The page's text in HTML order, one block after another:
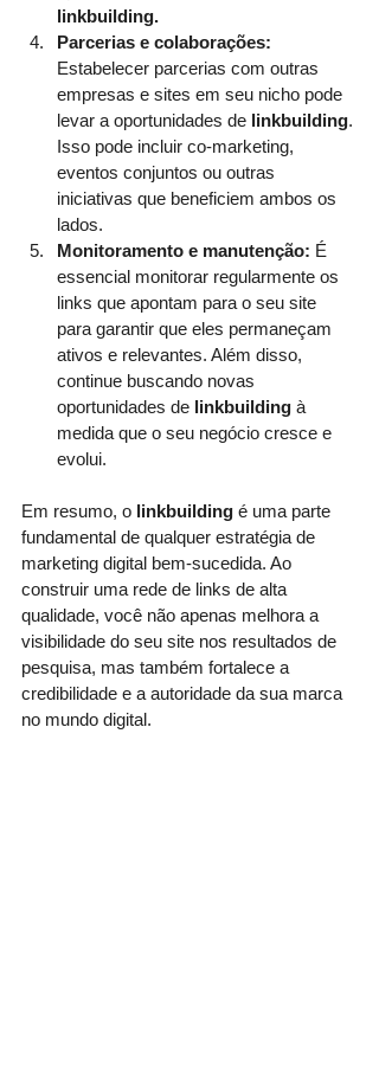
linkbuilding.
Parcerias e colaborações:
Estabelecer parcerias com outras
empresas e sites em seu nicho pode
levar a oportunidades de linkbuilding.
Isso pode incluir co-marketing,
eventos conjuntos ou outras
iniciativas que beneficiem ambos os
lados.
Monitoramento e manutenção: É
essencial monitorar regularmente os
links que apontam para o seu site
para garantir que eles permaneçam
ativos e relevantes. Além disso,
continue buscando novas
oportunidades de linkbuilding à
medida que o seu negócio cresce e
evolui.
Em resumo, o linkbuilding é uma parte
fundamental de qualquer estratégia de
marketing digital bem-sucedida. Ao
construir uma rede de links de alta
qualidade, você não apenas melhora a
visibilidade do seu site nos resultados de
pesquisa, mas também fortalece a
credibilidade e a autoridade da sua marca
no mundo digital.